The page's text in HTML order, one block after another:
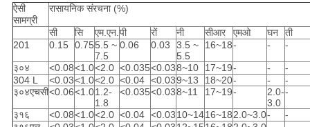
ऐसी
सामग्री
रासायनिक संरचना (%)
सी सि एम.एन.पी रों नी सीआर एमओ घन
ती
201
0.15 0.755.5 ~
7.5
0.06 0.03
3.5 ~
5.5
16~18- - -
३०४ <0.08<1.0<2.0 <0.035<0.038~10 17~19- -
-
304 L
<0.03<1.0<2.0 <0.04 <0.039~13 18~20- -
-
३०४एचसी<0.06<1.01.2-
1.8
<0.035<0.038~11 17~19-
2.0-
3.0
-
३१६ <0.08<1.0<2.0 <0.04 <0.0310~1416~182.0~3.0-
-